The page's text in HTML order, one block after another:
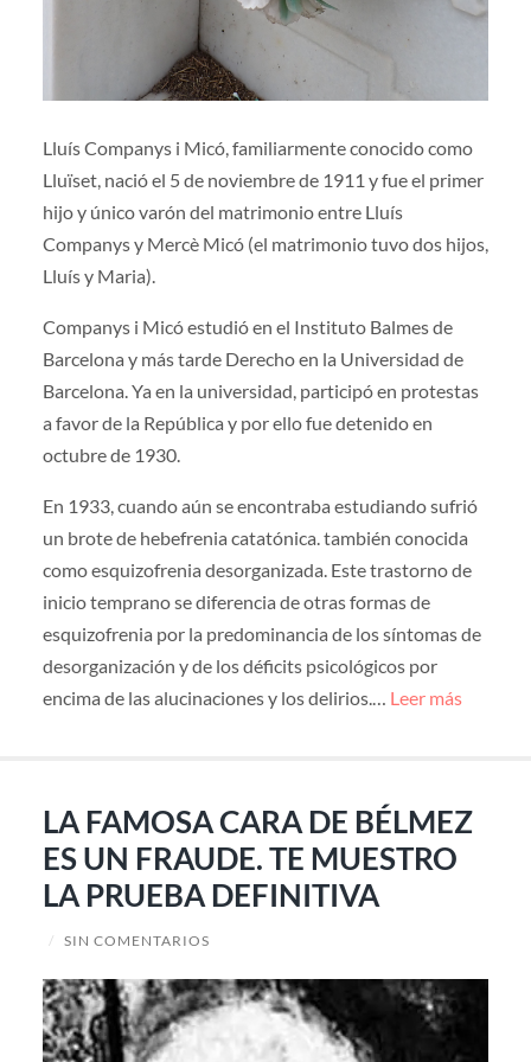
Lluís Companys i Micó, familiarmente conocido como
Lluïset, nació el 5 de noviembre de 1911 y fue el primer
hijo y único varón del matrimonio entre Lluís
Companys y Mercè Micó (el matrimonio tuvo dos hijos,
Lluís y Maria).
Companys i Micó estudió en el Instituto Balmes de
Barcelona y más tarde Derecho en la Universidad de
Barcelona. Ya en la universidad, participó en protestas
a favor de la República y por ello fue detenido en
octubre de 1930.
En 1933, cuando aún se encontraba estudiando sufrió
un brote de hebefrenia catatónica. también conocida
como esquizofrenia desorganizada. Este trastorno de
inicio temprano se diferencia de otras formas de
esquizofrenia por la predominancia de los síntomas de
desorganización y de los déficits psicológicos por
encima de las alucinaciones y los delirios.… Leer más
LA FAMOSA CARA DE BÉLMEZ
ES UN FRAUDE. TE MUESTRO
LA PRUEBA DEFINITIVA
/ SIN COMENTARIOS